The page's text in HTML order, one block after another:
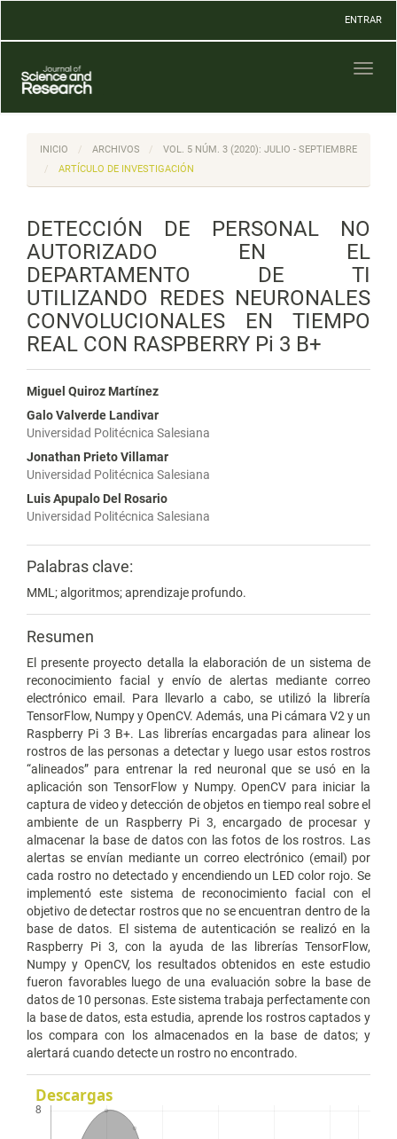
Contenido
Barra
lateral
ENTRAR
INICIO ARCHIVOS
VOL. 5 NÚM. 3 (2020): JULIO - SEPTIEMBRE
ARTÍCULO DE INVESTIGACIÓN
DETECCIÓN DE PERSONAL NO
AUTORIZADO EN EL
DEPARTAMENTO DE TI
UTILIZANDO REDES NEURONALES
CONVOLUCIONALES EN TIEMPO
REAL CON RASPBERRY Pi 3 B+
Miguel Quiroz Martínez
Galo Valverde Landivar
Universidad Politécnica Salesiana
Jonathan Prieto Villamar
Universidad Politécnica Salesiana
Luis Apupalo Del Rosario
Universidad Politécnica Salesiana
Palabras clave:
MML; algoritmos; aprendizaje profundo.
Resumen
El presente proyecto detalla la elaboración de un sistema de
reconocimiento facial y envío de alertas mediante correo
electrónico email. Para llevarlo a cabo, se utilizó la librería
TensorFlow, Numpy y OpenCV. Además, una Pi cámara V2 y un
Raspberry Pi 3 B+. Las librerías encargadas para alinear los
rostros de las personas a detectar y luego usar estos rostros
“alineados” para entrenar la red neuronal que se usó en la
aplicación son TensorFlow y Numpy. OpenCV para iniciar la
captura de video y detección de objetos en tiempo real sobre el
ambiente de un Raspberry Pi 3, encargado de procesar y
almacenar la base de datos con las fotos de los rostros. Las
alertas se envían mediante un correo electrónico (email) por
cada rostro no detectado y encendiendo un LED color rojo. Se
implementó este sistema de reconocimiento facial con el
objetivo de detectar rostros que no se encuentran dentro de la
base de datos. El sistema de autenticación se realizó en la
Raspberry Pi 3, con la ayuda de las librerías TensorFlow,
Numpy y OpenCV, los resultados obtenidos en este estudio
fueron favorables luego de una evaluación sobre la base de
datos de 10 personas. Este sistema trabaja perfectamente con
la base de datos, esta estudia, aprende los rostros captados y
los compara con los almacenados en la base de datos; y
alertará cuando detecte un rostro no encontrado.
Descargas